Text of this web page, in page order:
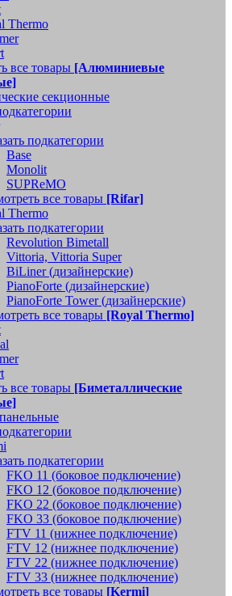
Thermo
все товары [Алюминиевые
секционные
подкатегории
Base
Monolit
SUPReMO
все товары [Rifar]
Thermo
подкатегории
Revolution Bimetall
Vittoria, Vittoria Super
BiLiner (дизайнерские)
PianoForte (дизайнерские)
PianoForte Tower (дизайнерские)
все товары [Royal Thermo]
все товары [Биметаллические
подкатегории
FKO 11 (боковое подключение)
FKO 12 (боковое подключение)
FKO 22 (боковое подключение)
FKO 33 (боковое подключение)
FTV 11 (нижнее подключение)
FTV 12 (нижнее подключение)
FTV 22 (нижнее подключение)
FTV 33 (нижнее подключение)
все товары [Kermi]